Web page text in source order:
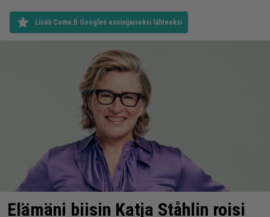
Lisää Como.fi Googlen ensisijaiseksi lähteeksi
Elämäni biisin Katja Ståhlin roisi